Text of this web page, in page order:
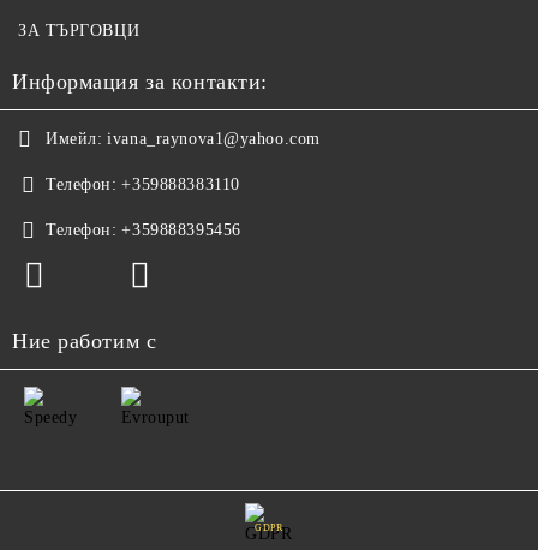
ЗА ТЪРГОВЦИ
Информация за контакти:
Имейл: ivana_raynova1@yahoo.com
Телефон: +359888383110
Телефон: +359888395456
Ние работим с
GDPR